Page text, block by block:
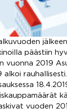
jälkeen
päästiin
vuonna 2019
alkoi
vuoden